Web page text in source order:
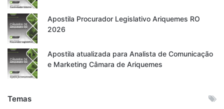
Apostila Procurador Legislativo Ariquemes RO
2026
Apostila atualizada para Analista de Comunicação
e Marketing Câmara de Ariquemes
Temas